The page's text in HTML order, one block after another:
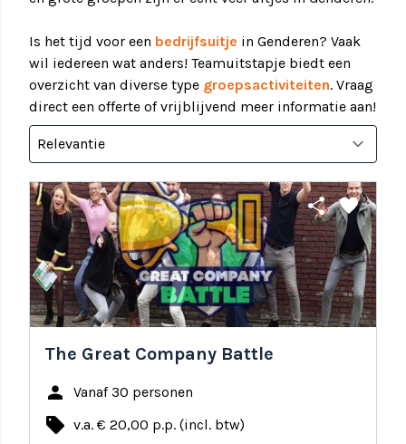
Is het tijd voor een bedrijfsuitje in Genderen? Vaak
wil iedereen wat anders! Teamuitstapje biedt een
overzicht van diverse type groepsactiviteiten. Vraag
direct een offerte of vrijblijvend meer informatie aan!
share favorite
The Great Company Battle
person Vanaf 30 personen
local_offer v.a. € 20,00 p.p. (incl. btw)